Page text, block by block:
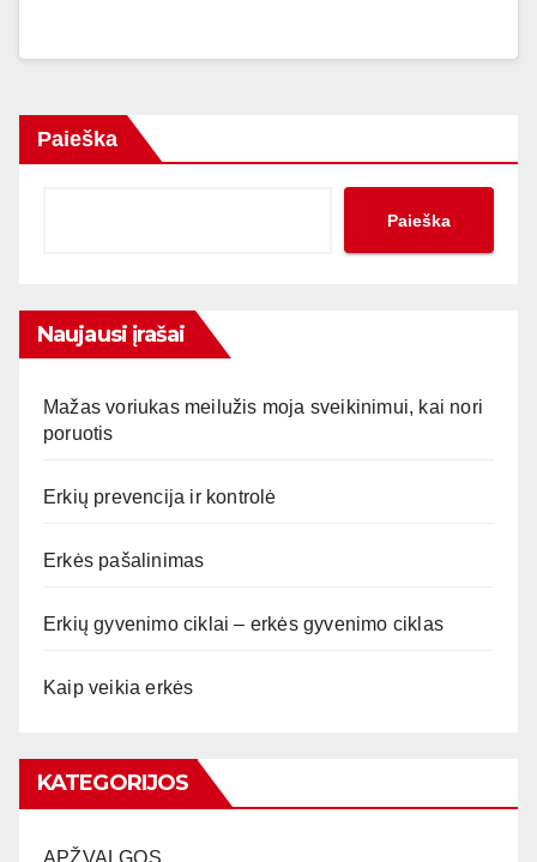
Paieška
Paieška
Naujausi įrašai
Mažas voriukas meilužis moja sveikinimui, kai nori
poruotis
Erkių prevencija ir kontrolė
Erkės pašalinimas
Erkių gyvenimo ciklai – erkės gyvenimo ciklas
Kaip veikia erkės
KATEGORIJOS
APŽVALGOS